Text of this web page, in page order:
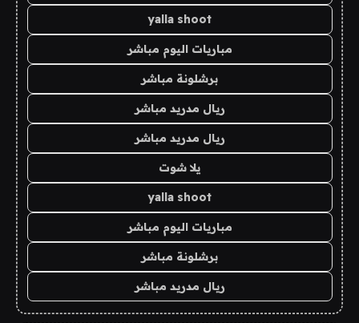
yalla shoot
مباريات اليوم مباشر
برشلونة مباشر
ريال مدريد مباشر
ريال مدريد مباشر
يلا شوت
yalla shoot
مباريات اليوم مباشر
برشلونة مباشر
ريال مدريد مباشر